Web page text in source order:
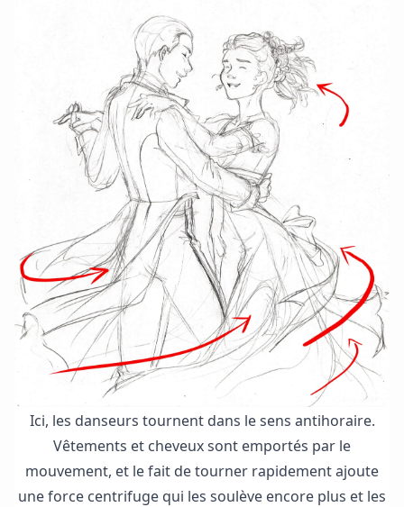
Ici, les danseurs tournent dans le sens antihoraire.
Vêtements et cheveux sont emportés par le
mouvement, et le fait de tourner rapidement ajoute
une force centrifuge qui les soulève encore plus et les